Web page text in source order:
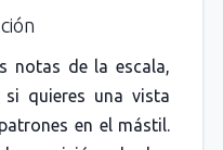
notas de la escala,
quieres una vista
en el mástil.